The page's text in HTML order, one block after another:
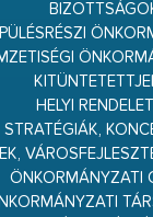
HELYI
STRATÉGIÁK,
ÖNKORMÁNYZATI